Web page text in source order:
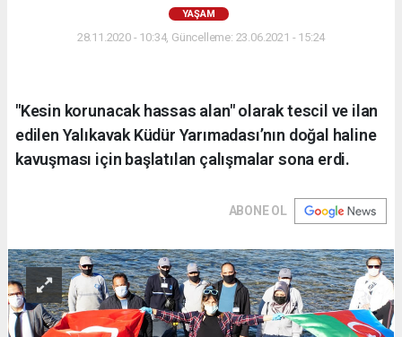
YAŞAM
28.11.2020 - 10:34, Güncelleme: 23.06.2021 - 15:24
"Kesin korunacak hassas alan" olarak tescil ve ilan
edilen Yalıkavak Küdür Yarımadası’nın doğal haline
kavuşması için başlatılan çalışmalar sona erdi.
ABONE OL